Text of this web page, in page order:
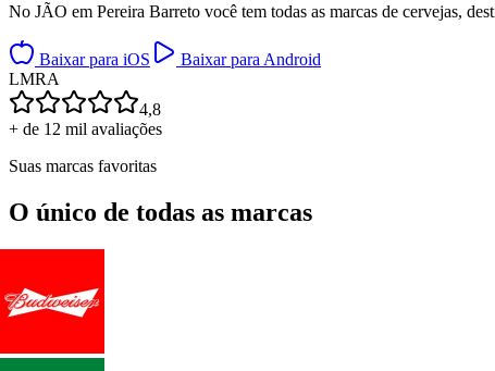
No JÃO em Pereira Barreto você tem todas as marcas de cervejas,
Baixar para iOS
Baixar para Android
LMRA
4,8
+ de 12 mil avaliações
Suas marcas favoritas
O único de todas as marcas